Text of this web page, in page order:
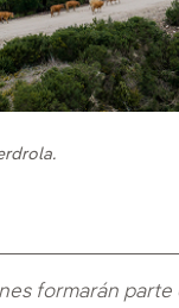
formarán